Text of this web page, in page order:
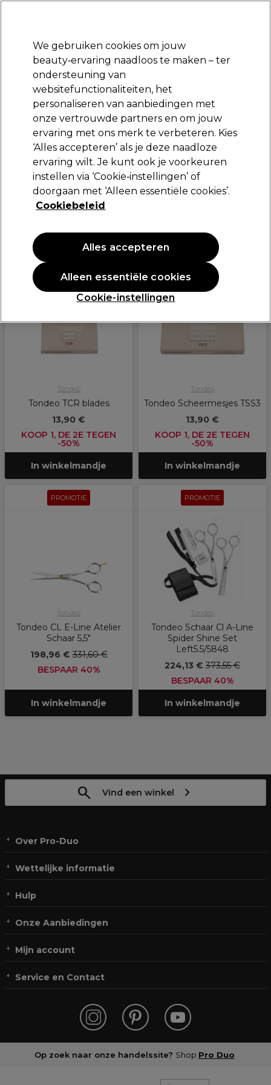
Aanmelden
Merken Deals Haar Elektra
Volgende dag geleverd*
Na verzending, maandag t/m vrijdag
Merken Tondeo
Tondeo
Sorteren op:Populariteit
PROMOTIE
Tondeo
Tondeo TCR blades
13,90 €
KOOP 1, DE 2E TEGEN
-50%
In winkelmandje
PROMOTIE
Tondeo
Tondeo Scheermesjes TSS3
13,90 €
KOOP 1, DE 2E TEGEN
-50%
In winkelmandje
PROMOTIE
Tondeo
Tondeo CL E-Line Atelier
Schaar 5,5"
198,96 €331,60 €
BESPAAR 40%
In winkelmandje
PROMOTIE
Tondeo
Tondeo Schaar Cl A-Line
Spider Shine Set
Left5.5/5848
224,13 € 373,55 €
BESPAAR 40%
In winkelmandje
Vind een winkel
Over Pro-Duo
Wettelijke informatie
Hulp
Onze Aanbiedingen
Mijn account
Service en Contact
Op zoek naar onze handelssite? Shop Pro Duo
We gebruiken cookies om jouw
beauty‑ervaring naadloos te maken – ter
ondersteuning van
websitefunctionaliteiten, het
personaliseren van aanbiedingen met
onze vertrouwde partners en om jouw
ervaring met ons merk te verbeteren. Kies
‘Alles accepteren’ als je deze naadloze
ervaring wilt. Je kunt ook je voorkeuren
instellen via ‘Cookie‑instellingen’ of
doorgaan met ‘Alleen essentiële cookies’.
Cookiebeleid
Cookie-instellingen
Alleen essentiële cookies
Alles accepteren